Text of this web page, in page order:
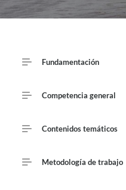
Published August 6,
Fundamentación
Competencia general
Contenidos temáticos
Metodología de trabajo